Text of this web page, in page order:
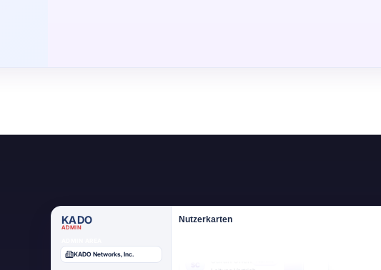
KADO
ADMIN
KADO Networks, Inc.
Nutzerkarten